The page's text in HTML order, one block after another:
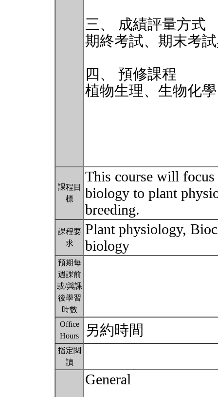
三、 成績評量方式
期終考試、期末考
四、 預修課程
植物生理、生物化
課程目
標
This course will
biology to plant
breeding.
課程要
求
Plant physiology,
biology
預期每
週課前
或/與課
後學習
時數
Office
Hours
另約時間
指定閱
讀
General